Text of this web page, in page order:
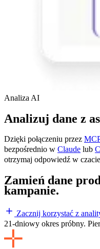
Analiza AI
Analizuj dane z
Dzięki połączeniu przez
bezpośrednio w Claude lub
otrzymaj odpowiedź w
Zamień dane
kampanie.
Zacznij korzystać z
21-dniowy okres próbny.